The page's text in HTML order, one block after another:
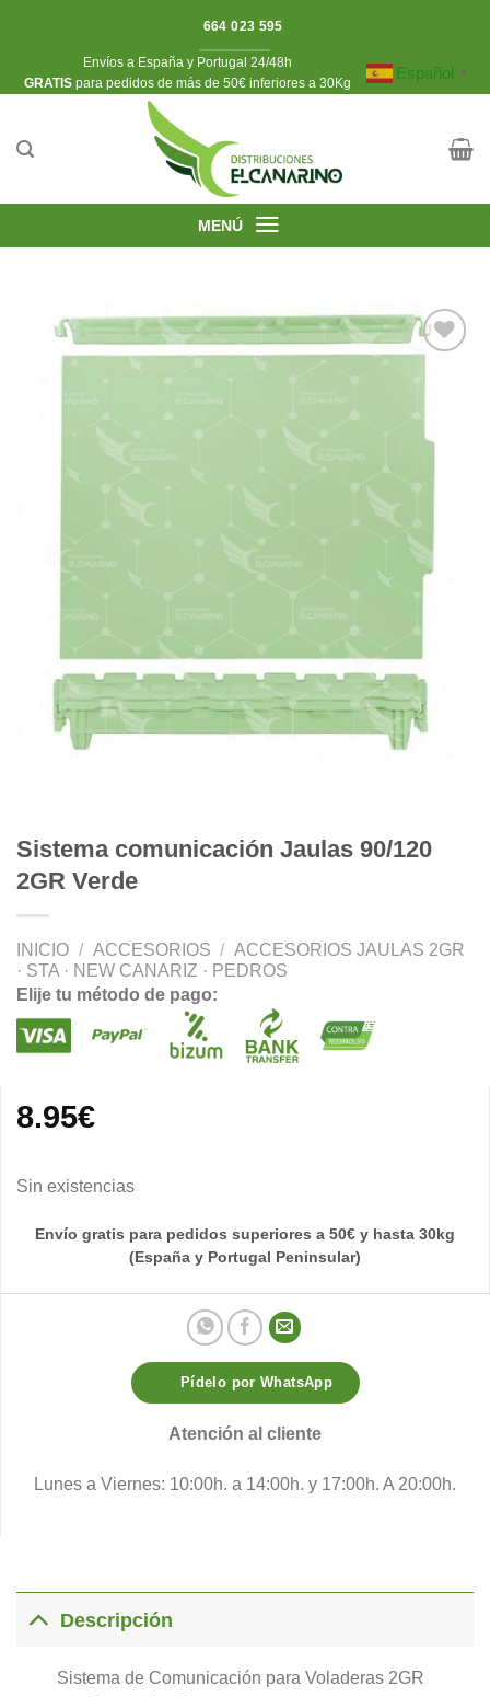
664 023 595
Envíos a España y Portugal 24/48h
​GRATIS para pedidos de más de 50€ inferiores a 30Kg
Español ▼
MENÚ
Añadir
Sistema comunicación Jaulas 90/120
2GR Verde
INICIO / ACCESORIOS / ACCESORIOS JAULAS 2GR
· STA · NEW CANARIZ · PEDROS
Elije tu método de pago:
8.95€
Sin existencias
Envío gratis para pedidos superiores a 50€ y hasta 30kg
(España y Portugal Peninsular)
Pídelo por WhatsApp
Atención al cliente
Lunes a Viernes: 10:00h. a 14:00h. y 17:00h. A 20:00h.
Descripción
Sistema de Comunicación para Voladeras 2GR